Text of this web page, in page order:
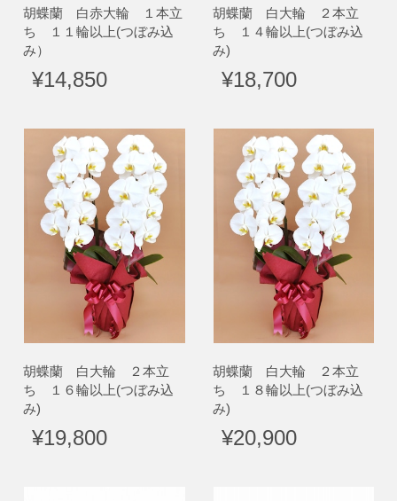
胡蝶蘭 白赤大輪 １本立
ち １１輪以上(つぼみ込
み）
¥14,850
胡蝶蘭 白大輪 ２本立
ち １４輪以上(つぼみ込
み)
¥18,700
胡蝶蘭 白大輪 ２本立
ち １６輪以上(つぼみ込
み)
¥19,800
胡蝶蘭 白大輪 ２本立
ち １８輪以上(つぼみ込
み)
¥20,900